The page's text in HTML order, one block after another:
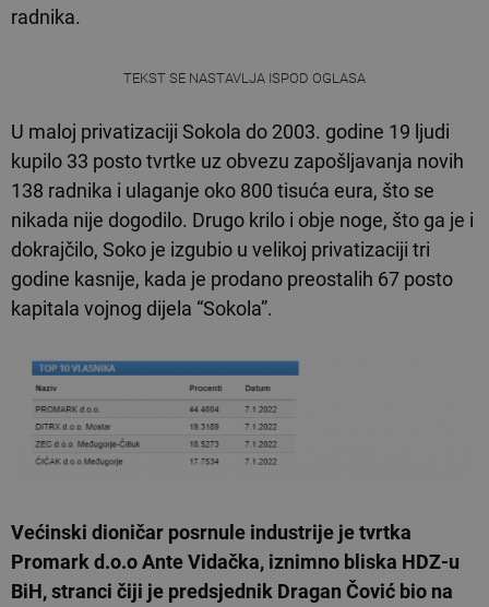
radnika.
TEKST SE NASTAVLJA ISPOD OGLASA
U maloj privatizaciji Sokola do 2003. godine 19 ljudi
kupilo 33 posto tvrtke uz obvezu zapošljavanja novih
138 radnika i ulaganje oko 800 tisuća eura, što se
nikada nije dogodilo. Drugo krilo i obje noge, što ga je i
dokrajčilo, Soko je izgubio u velikoj privatizaciji tri
godine kasnije, kada je prodano preostalih 67 posto
kapitala vojnog dijela “Sokola”.
Većinski dioničar posrnule industrije je tvrtka
Promark d.o.o Ante Vidačka, iznimno bliska HDZ-u
BiH, stranci čiji je predsjednik Dragan Čović bio na